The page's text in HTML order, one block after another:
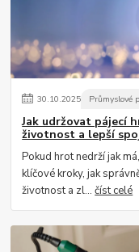
30.10.2025 Průmyslové
Jak udržovat pájecí
životnost a lepší
Pokud hrot nedrží jak
klíčové kroky, jak
životnost a zl...číst celé